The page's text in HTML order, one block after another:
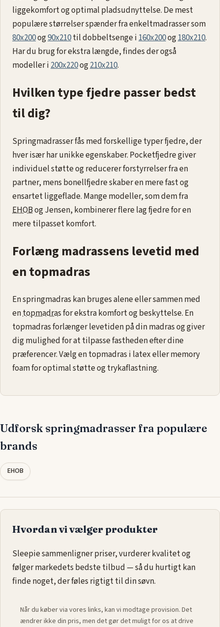
liggekomfort og optimal pladsudnyttelse. De mest
populære størrelser spænder fra enkeltmadrasser som
80x200og90x210til dobbeltsenge i160x200og180x210.
Har du brug for ekstra længde, findes der også
modeller i200x220og210x210.
Hvilken type fjedre passer bedst
til dig?
Springmadrasser fås med forskellige typer fjedre, der
hver især har unikke egenskaber. Pocketfjedre giver
individuel støtte og reducerer forstyrrelser fra en
partner, mens bonellfjedre skaber en mere fast og
ensartet liggeflade. Mange modeller, som dem fra
EHOBog Jensen, kombinerer flere lag fjedre for en
mere tilpasset komfort.
Forlæng madrassens levetid med
en topmadras
En springmadras kan bruges alene eller sammen med
entopmadrasfor ekstra komfort og beskyttelse. En
topmadras forlænger levetiden på din madras og giver
dig mulighed for at tilpasse fastheden efter dine
præferencer. Vælg en topmadras i latex eller memory
foam for optimal støtte og trykaflastning.
Udforsk springmadrasser fra populære
brands
EHOB
Hvordan vi vælger produkter
Sleepie sammenligner priser, vurderer kvalitet og
følger markedets bedste tilbud — så du hurtigt kan
finde noget, der føles rigtigt til din søvn.
Når du køber via vores links, kan vi modtage provision. Det
ændrer ikke din pris, men det gør det muligt for os at drive